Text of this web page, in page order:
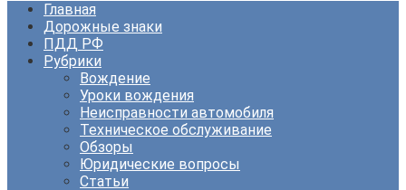
Главная
Дорожные знаки
ПДД РФ
Рубрики
Вождение
Уроки вождения
Неисправности автомобиля
Техническое обслуживание
Обзоры
Юридические вопросы
Статьи